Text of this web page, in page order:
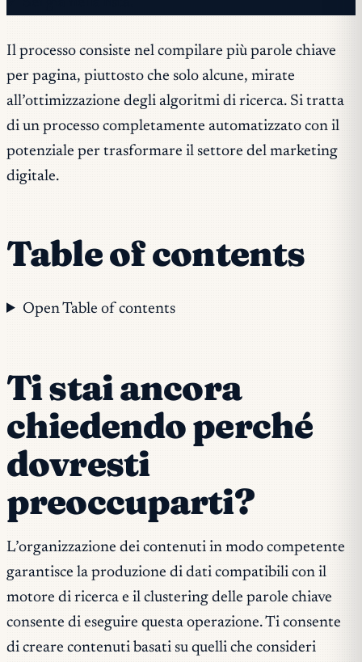
Il processo consiste nel compilare più parole chiave
per pagina, piuttosto che solo alcune, mirate
all’ottimizzazione degli algoritmi di ricerca. Si tratta
di un processo completamente automatizzato con il
potenziale per trasformare il settore del marketing
digitale.
Table of contents
Open Table of contents
Ti stai ancora
chiedendo perché
dovresti
preoccuparti?
L’organizzazione dei contenuti in modo competente
garantisce la produzione di dati compatibili con il
motore di ricerca e il clustering delle parole chiave
consente di eseguire questa operazione. Ti consente
di creare contenuti basati su quelli che consideri